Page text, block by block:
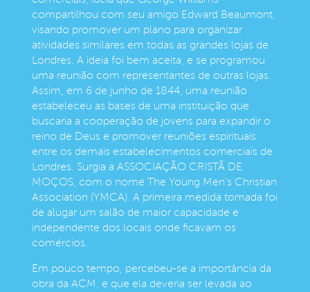
compartilhou com seu amigo Edward Beaumont,
visando promover um plano para organizar
atividades similares em todas as grandes lojas de
Londres. A ideia foi bem aceita, e se programou
uma reunião com representantes de outras lojas.
Assim, em 6 de junho de 1844, uma reunião
estabeleceu as bases de uma instituição que
buscaria a cooperação de jovens para expandir o
reino de Deus e promover reuniões espirituais
entre os demais estabelecimentos comerciais de
Londres. Surgia a ASSOCIAÇÃO CRISTÃ DE
MOÇOS, com o nome The Young Men’s Christian
Association (YMCA). A primeira medida tomada foi
de alugar um salão de maior capacidade e
independente dos locais onde ficavam os
comércios.
Em pouco tempo, percebeu-se a importância da
obra da ACM, e que ela deveria ser levada ao